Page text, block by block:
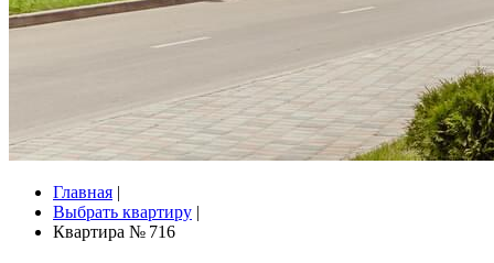
Главная |
Выбрать квартиру |
Квартира № 716